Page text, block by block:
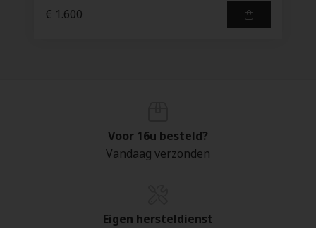
€ 1.600
Voor 16u besteld?
Vandaag verzonden
Eigen hersteldienst